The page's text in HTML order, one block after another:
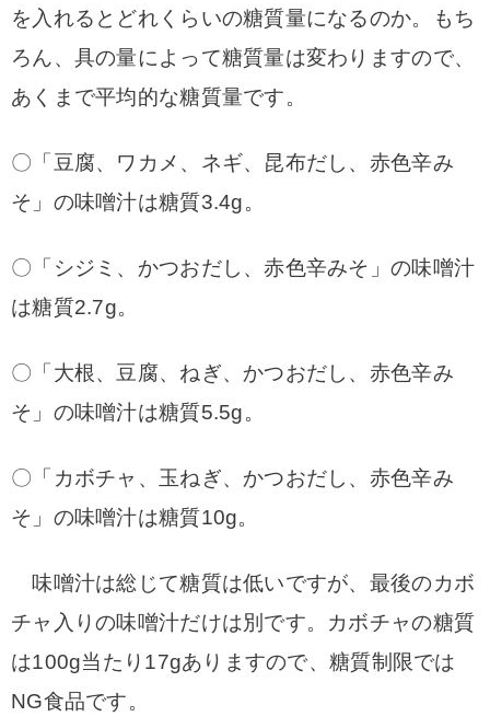
を入れるとどれくらいの糖質量になるのか。もち
ろん、具の量によって糖質量は変わりますので、
あくまで平均的な糖質量です。
〇「豆腐、ワカメ、ネギ、昆布だし、赤色辛み
そ」の味噌汁は糖質3.4g。
〇「シジミ、かつおだし、赤色辛みそ」の味噌汁
は糖質2.7g。
〇「大根、豆腐、ねぎ、かつおだし、赤色辛み
そ」の味噌汁は糖質5.5g。
〇「カボチャ、玉ねぎ、かつおだし、赤色辛み
そ」の味噌汁は糖質10g。
味噌汁は総じて糖質は低いですが、最後のカボ
チャ入りの味噌汁だけは別です。 カボチャの糖質
は100g当たり17gありますので、糖質制限では
NG食品です。